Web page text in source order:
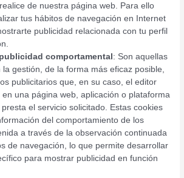
de nuestra página web. Para ello
tus hábitos de navegación en Internet
publicidad relacionada con tu perfil
comportamental: Son aquellas
gestión, de la forma más eficaz posible,
publicitarios que, en su caso, el editor
en una página web, aplicación o plataforma
el servicio solicitado. Estas cookies
del comportamiento de los
a través de la observación continuada
de navegación, lo que permite desarrollar
para mostrar publicidad en función